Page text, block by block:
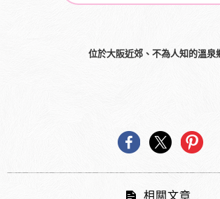
位於大阪近郊、不為人知的溫
相關文章